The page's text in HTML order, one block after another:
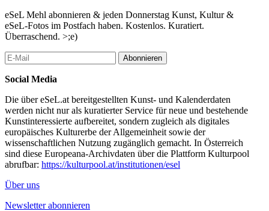
eSeL Mehl abonnieren & jeden Donnerstag Kunst, Kultur &
eSeL-Fotos im Postfach haben. Kostenlos. Kuratiert.
Überraschend. >;e)
Abonnieren
Social Media
Die über eSeL.at bereitgestellten Kunst- und Kalenderdaten
werden nicht nur als kuratierter Service für neue und bestehende
Kunstinteressierte aufbereitet, sondern zugleich als digitales
europäisches Kulturerbe der Allgemeinheit sowie der
wissenschaftlichen Nutzung zugänglich gemacht. In Österreich
sind diese Europeana-Archivdaten über die Plattform Kulturpool
abrufbar: https://kulturpool.at/institutionen/esel
Über uns
Newsletter abonnieren